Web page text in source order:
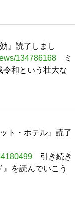
』読了しまし
134786168 ミ
令和という壮大な
ト・ホテル』読了
引き続き
』を読んでいこう